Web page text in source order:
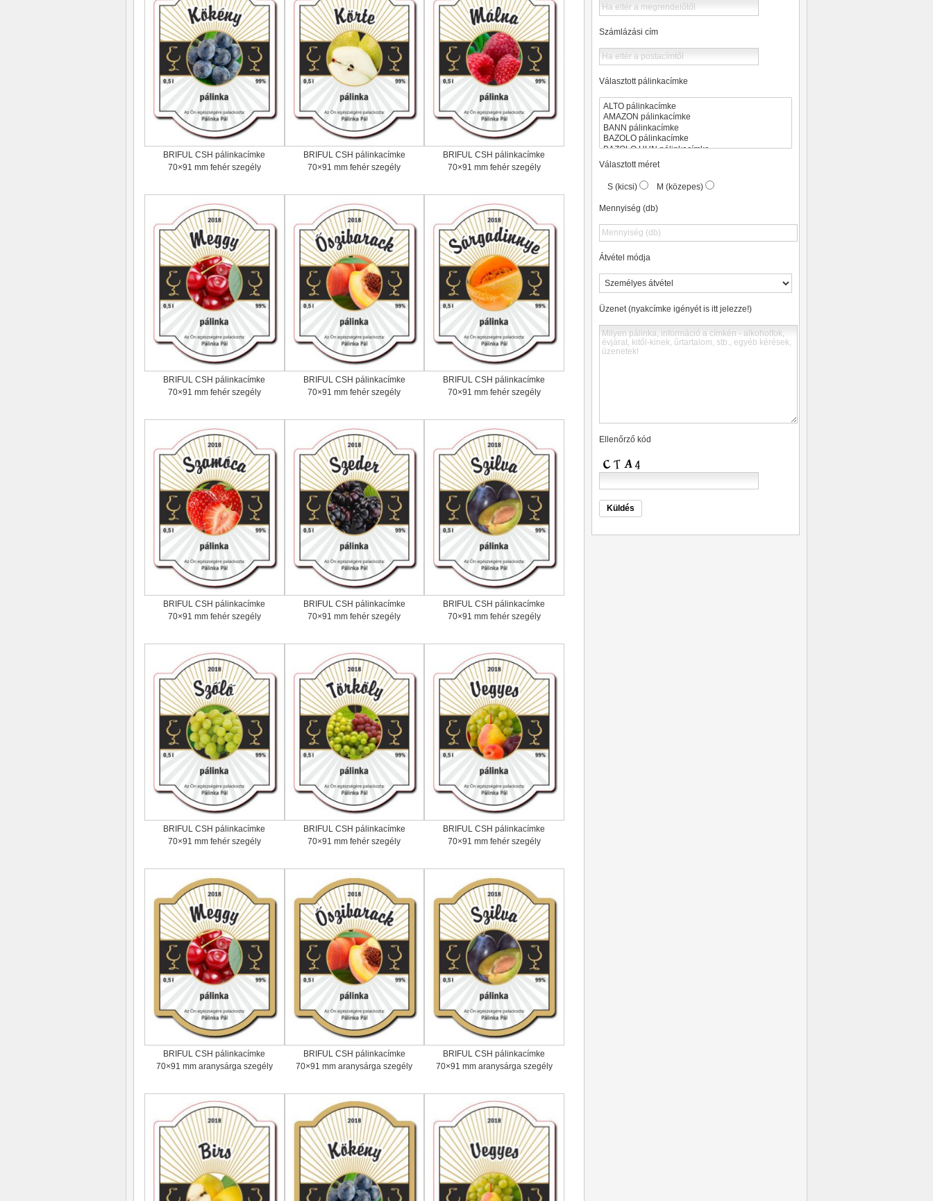
BRIFUL CSH pálinkacímke
70×91 mm fehér szegély
BRIFUL CSH pálinkacímke
70×91 mm fehér szegély
BRIFUL CSH pálinkacímke
70×91 mm fehér szegély
BRIFUL CSH pálinkacímke
70×91 mm fehér szegély
BRIFUL CSH pálinkacímke
70×91 mm fehér szegély
BRIFUL CSH pálinkacímke
70×91 mm fehér szegély
BRIFUL CSH pálinkacímke
70×91 mm fehér szegély
BRIFUL CSH pálinkacímke
70×91 mm fehér szegély
BRIFUL CSH pálinkacímke
70×91 mm fehér szegély
BRIFUL CSH pálinkacímke
70×91 mm fehér szegély
BRIFUL CSH pálinkacímke
70×91 mm fehér szegély
BRIFUL CSH pálinkacímke
70×91 mm fehér szegély
BRIFUL CSH pálinkacímke
70×91 mm aranysárga szegély
BRIFUL CSH pálinkacímke
70×91 mm aranysárga szegély
BRIFUL CSH pálinkacímke
70×91 mm aranysárga szegély
Számlázási cím
Választott pálinkacímke
Választott méret
S (kicsi) M (közepes)
Mennyiség (db)
Átvétel módja
Üzenet (nyakcímke igényét is itt jelezze!)
Ellenőrző kód